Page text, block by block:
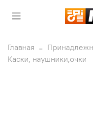
Главная
Каски, наушники,очки